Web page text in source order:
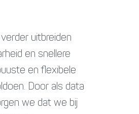
uitbreiden
en snellere
en flexibele
Door als data
we dat we bij